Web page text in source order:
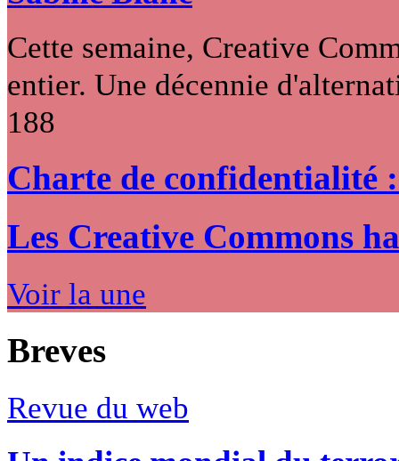
Cette semaine, Creative
entier. Une décennie
188
Charte de confidentialité
Les Creative Commons
Voir la une
Breves
Revue du web